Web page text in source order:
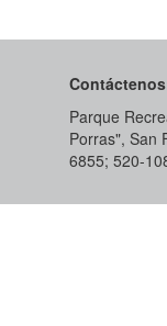
Parque
Porras", San
6855; 520-